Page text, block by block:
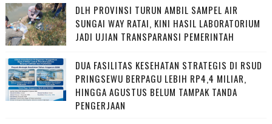
DLH PROVINSI TURUN AMBIL SAMPEL AIR
SUNGAI WAY RATAI, KINI HASIL LABORATORIUM
JADI UJIAN TRANSPARANSI PEMERINTAH
DUA FASILITAS KESEHATAN STRATEGIS DI RSUD
PRINGSEWU BERPAGU LEBIH RP4,4 MILIAR,
HINGGA AGUSTUS BELUM TAMPAK TANDA
PENGERJAAN